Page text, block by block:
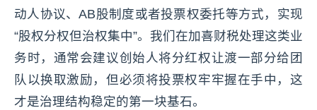
动人协议、AB股制度或者投票权委托等方式，实现
“股权分权但治权集中”。我们在加喜财税处理这类业
务时，通常会建议创始人将分红权让渡一部分给团
队以换取激励，但必须将投票权牢牢握在手中，这
才是治理结构稳定的第一块基石。